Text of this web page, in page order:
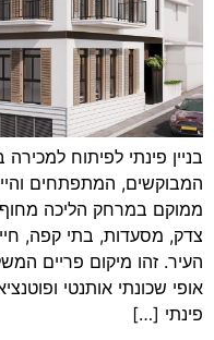
בניין פינתי לפיתוח
המבוקשים, המתפתחים
ממוקם במרחק הליכה מחוף
צדק, מסעדות, בתי קפה,
העיר. זהו מיקום פריים
אופי שכונתי אותנטי
פינתי […]